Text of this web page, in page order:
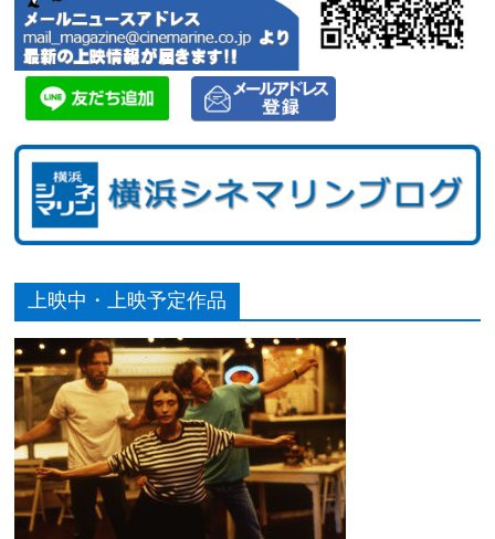
上映中・上映予定作品